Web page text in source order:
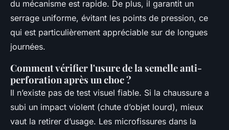
du mécanisme est rapide. De plus, il garantit un
serrage uniforme, évitant les points de pression, ce
qui est particulièrement appréciable sur de longues
journées.
Comment vérifier l'usure de la semelle anti-
perforation après un choc ?
Il n’existe pas de test visuel fiable. Si la chaussure a
subi un impact violent (chute d’objet lourd), mieux
vaut la retirer d’usage. Les microfissures dans la